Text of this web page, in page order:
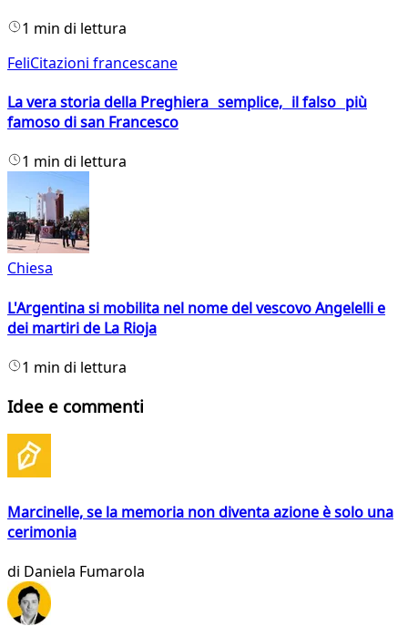
1 min di lettura
FeliCitazioni francescane
La vera storia della Preghiera semplice, il falso più
famoso di san Francesco
1 min di lettura
Chiesa
L'Argentina si mobilita nel nome del vescovo Angelelli e
dei martiri de La Rioja
1 min di lettura
Idee e commenti
Marcinelle, se la memoria non diventa azione è solo una
cerimonia
di Daniela Fumarola